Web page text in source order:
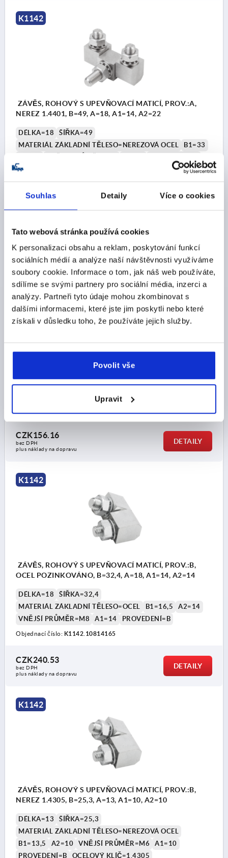
Souhlas Detaily Více o cookies
Tato webová stránka používá cookies
K personalizaci obsahu a reklam, poskytování funkcí
sociálních médií a analýze naší návštěvnosti využíváme
soubory cookie. Informace o tom, jak náš web používáte,
sdílíme se svými partnery pro sociální média, inzerci a
analýzy. Partneři tyto údaje mohou zkombinovat s
dalšími informacemi, které jste jim poskytli nebo které
získali v důsledku toho, že používáte jejich služby.
Povolit vše
Upravit
K1142
ZÁVĚS, ROHOVÝ S UPEVŇOVACÍ MATICÍ, PROV.:A,
NEREZ 1.4401, B=49, A=18, A1=14, A2=22
DÉLKA=18
ŠÍŘKA=49
MATERIÁL ZÁKLADNÍ TĚLESO=NEREZOVÁ OCEL
B1=33
OCELOVÝ KLÍČ=1.4401
Objednací číslo:K1142.20820033
CZK1,547.26
K1142
OCEL POZINKOVÁNO, B=25,3, A=13, A1=10, A2=10
ŠÍŘKA=25,3
MATERIÁL ZÁKLADNÍ TĚLESO=OCEL
B1=13,5
A2=10
A1=10
CZK156.16
bez DPH
plus náklady na dopravu
DETAILY
K1142
ZÁVĚS, ROHOVÝ S UPEVŇOVACÍ MATICÍ, PROV.:B,
OCEL POZINKOVÁNO, B=32,4, A=18, A1=14, A2=14
DÉLKA=18
ŠÍŘKA=32,4
MATERIÁL ZÁKLADNÍ TĚLESO=OCEL
B1=16,5
A2=14
VNĚJŠÍ PRŮMĚR=M8
A1=14 PROVEDENÍ=B
Objednací číslo: K1142.10814165
CZK240.53
bez DPH
plus náklady na dopravu
DETAILY
K1142
ZÁVĚS, ROHOVÝ S UPEVŇOVACÍ MATICÍ, PROV.:B,
NEREZ 1.4305, B=25,3, A=13, A1=10, A2=10
DÉLKA=13
ŠÍŘKA=25,3
MATERIÁL ZÁKLADNÍ TĚLESO=NEREZOVÁ OCEL
B1=13,5
A2=10 VNĚJŠÍ PRŮMĚR=M6
A1=10
PROVEDENÍ=B
OCELOVÝ KLÍČ=1.4305